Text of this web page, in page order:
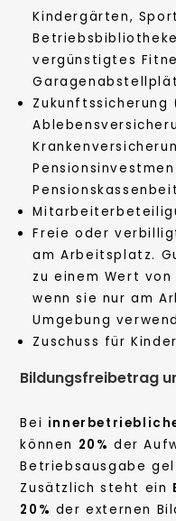
Kindergärten,
vergünstigtes
Zukunftssicherung
Freie oder
am Arbeitsplatz.
zu einem Wert
wenn sie nur am
Umgebung
Zuschuss für
Bildungsfreibetrag
Bei
können 20% der
Betriebsausgabe
Zusätzlich steht ein
20% der externen